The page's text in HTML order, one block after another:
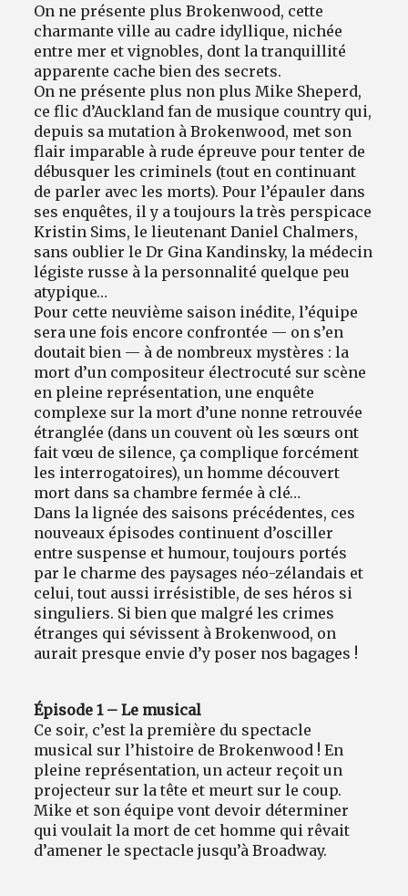
On ne présente plus Brokenwood, cette
charmante ville au cadre idyllique, nichée
entre mer et vignobles, dont la tranquillité
apparente cache bien des secrets.
On ne présente plus non plus Mike Sheperd,
ce flic d’Auckland fan de musique country qui,
depuis sa mutation à Brokenwood, met son
flair imparable à rude épreuve pour tenter de
débusquer les criminels (tout en continuant
de parler avec les morts). Pour l’épauler dans
ses enquêtes, il y a toujours la très perspicace
Kristin Sims, le lieutenant Daniel Chalmers,
sans oublier le Dr Gina Kandinsky, la médecin
légiste russe à la personnalité quelque peu
atypique…
Pour cette neuvième saison inédite, l’équipe
sera une fois encore confrontée — on s’en
doutait bien — à de nombreux mystères : la
mort d’un compositeur électrocuté sur scène
en pleine représentation, une enquête
complexe sur la mort d’une nonne retrouvée
étranglée (dans un couvent où les sœurs ont
fait vœu de silence, ça complique forcément
les interrogatoires), un homme découvert
mort dans sa chambre fermée à clé…
Dans la lignée des saisons précédentes, ces
nouveaux épisodes continuent d’osciller
entre suspense et humour, toujours portés
par le charme des paysages néo-zélandais et
celui, tout aussi irrésistible, de ses héros si
singuliers. Si bien que malgré les crimes
étranges qui sévissent à Brokenwood, on
aurait presque envie d’y poser nos bagages !
Épisode 1 – Le musical
Ce soir, c’est la première du spectacle
musical sur l’histoire de Brokenwood ! En
pleine représentation, un acteur reçoit un
projecteur sur la tête et meurt sur le coup.
Mike et son équipe vont devoir déterminer
qui voulait la mort de cet homme qui rêvait
d’amener le spectacle jusqu’à Broadway.